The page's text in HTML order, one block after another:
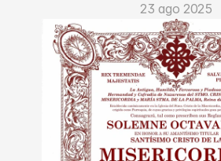
23 ago 2025